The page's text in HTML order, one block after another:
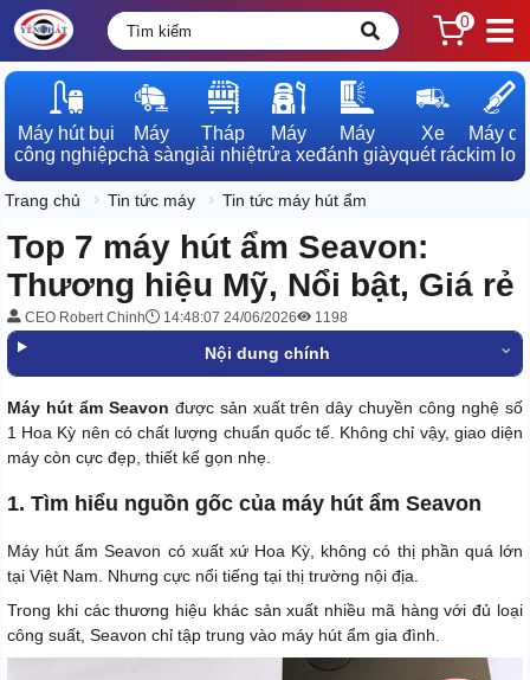
0
Máy hút bụi
công nghiệp
Máy
chà sàn
Tháp
giải nhiệt
Máy
rửa xe
Máy
đánh giày
Xe
quét rác
Máy dò
kim loại
Trang chủ Tin tức máy Tin tức máy hút ẩm
Top 7 máy hút ẩm Seavon:
Thương hiệu Mỹ, Nổi bật, Giá rẻ
CEO Robert Chinh 14:48:07 24/06/2026 1198
Nội dung chính
Máy hút ẩm Seavon được sản xuất trên dây chuyền công nghệ số
1 Hoa Kỳ nên có chất lượng chuẩn quốc tế. Không chỉ vậy, giao diện
máy còn cực đẹp, thiết kế gọn nhẹ.
1. Tìm hiểu nguồn gốc của máy hút ẩm Seavon
Máy hút ẩm Seavon có xuất xứ Hoa Kỳ, không có thị phần quá lớn
tại Việt Nam. Nhưng cực nổi tiếng tại thị trường nội địa.
Trong khi các thương hiệu khác sản xuất nhiều mã hàng với đủ loại
công suất, Seavon chỉ tập trung vào máy hút ẩm gia đình.